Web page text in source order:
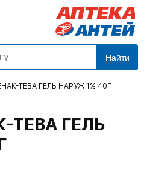
Найти
ТЕВА ГЕЛЬ НАРУЖ 1% 40Г
ГЕЛЬ